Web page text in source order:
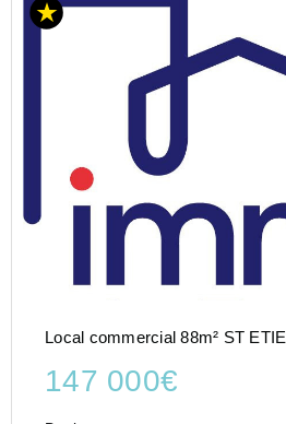
Local commercial 88m² ST
147 000€